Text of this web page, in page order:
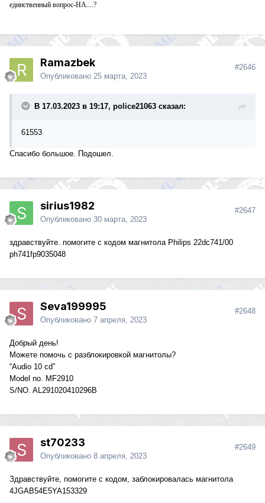
единственный вопрос-НА....?
Ramazbek
Опубликовано 25 марта, 2023
#2646
В 17.03.2023 в 19:17, police21063 сказал:
61553
Спасибо большое. Подошел.
sirius1982
Опубликовано 30 марта, 2023
#2647
здравствуйте. помогите с кодом магнитола Philips 22dc741/00
ph741fp9035048
Seva199995
Опубликовано 7 апреля, 2023
#2648
Добрый день!
Можете помочь с разблокировкой магнитолы?
“Audio 10 cd”
Model no. MF2910
S/NO. AL291020410296B
st70233
Опубликовано 8 апреля, 2023
#2649
Здравствуйте, помогите с кодом, заблокировалась магнитола
4JGAB54E5YA153329